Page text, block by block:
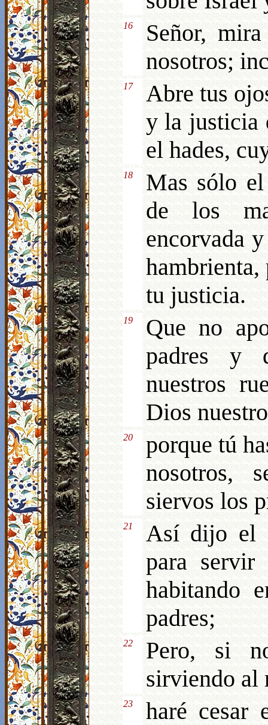
16
Señor,
nosotros;
17
Abre tus
y la justicia
el hades,
18
Mas sólo
de los
encorvada
hambrienta,
tu justicia.
19
Que no
padres y
nuestros
Dios
20
porque tú
nosotros,
siervos los
21
Así dijo el
para
habitando
padres;
22
Pero, si
sirviendo al
23
haré cesar